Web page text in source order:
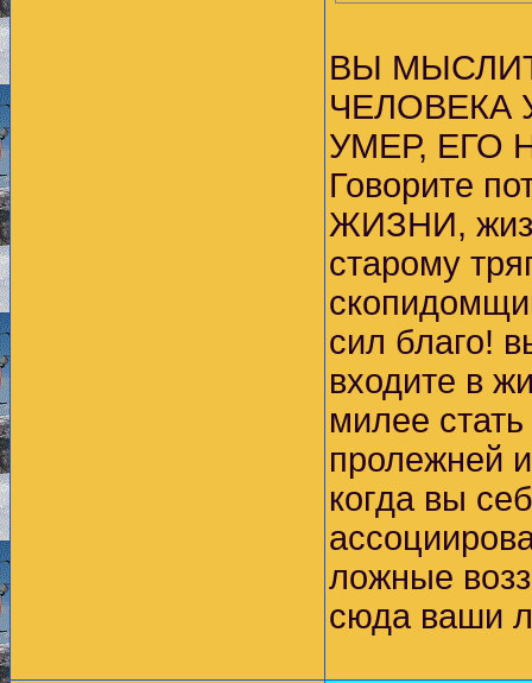
ВЫ
ЧЕЛОВЕКА
УМЕР, ЕГО
Говорите
ЖИЗНИ,
старому
сил благо!
входите в
милее
пролежней
когда вы
ложные
сюда ваши